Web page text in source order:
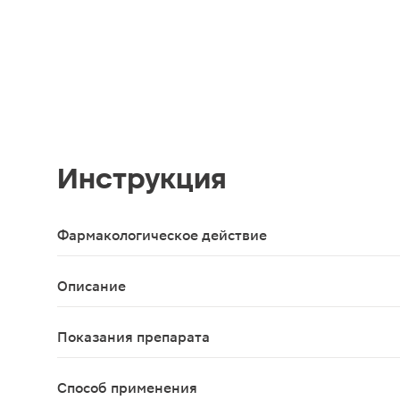
Инструкция
Фармакологическое действие
Способствует поддержанию в норме
Описание
Показания препарата
Рекомендуется в качестве биологически
Способ применения